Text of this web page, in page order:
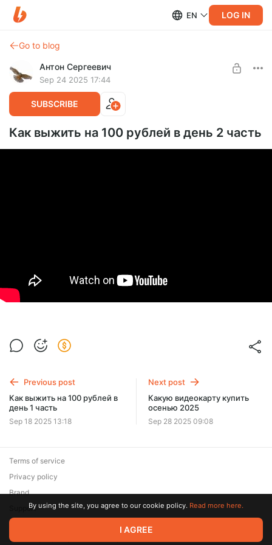
EN LOG IN
Go to blog
Антон Сергеевич
Sep 24 2025 17:44
SUBSCRIBE
Как выжить на 100 рублей в день 2 часть
Previous post
Как выжить на 100 рублей в
день 1 часть
Sep 18 2025 13:18
Next post
Какую видеокарту купить
осенью 2025
Sep 28 2025 09:08
© 2026 Zaya Solutions Limited. All rights reserved. All trademarks
are the property of their respective owners.
Terms of service
Privacy policy
Brand
SupportBy using the site, you agree to our cookie policy. Read more here.
I AGREE